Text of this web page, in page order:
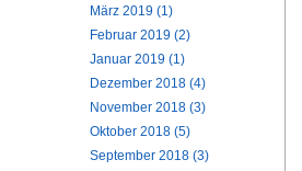
März 2019 (1)
Februar 2019 (2)
Januar 2019 (1)
Dezember 2018 (4)
November 2018 (3)
Oktober 2018 (5)
September 2018 (3)